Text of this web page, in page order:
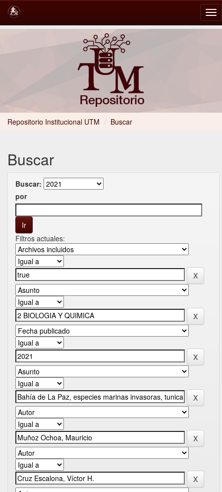
Repositorio Institucional UTM / Buscar
Buscar
Buscar:
por
Filtros actuales: